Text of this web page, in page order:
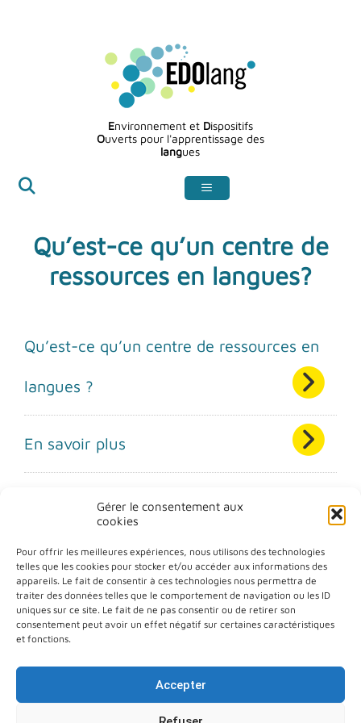
Gérer le consentement aux
cookies
Pour offrir les meilleures expériences, nous utilisons des technologies
telles que les cookies pour stocker et/ou accéder aux informations des
appareils. Le fait de consentir à ces technologies nous permettra de
traiter des données telles que le comportement de navigation ou les ID
uniques sur ce site. Le fait de ne pas consentir ou de retirer son
consentement peut avoir un effet négatif sur certaines caractéristiques
et fonctions.
Accepter
Environnement et Dispositifs
Ouverts pour l'apprentissage des
langues
Qu’est-ce qu’un centre de
ressources en langues?
Qu’est-ce qu’un centre de ressources en
langues ?
En savoir plus
Plan du site
Aide à la navigation
Politique de confidentialité